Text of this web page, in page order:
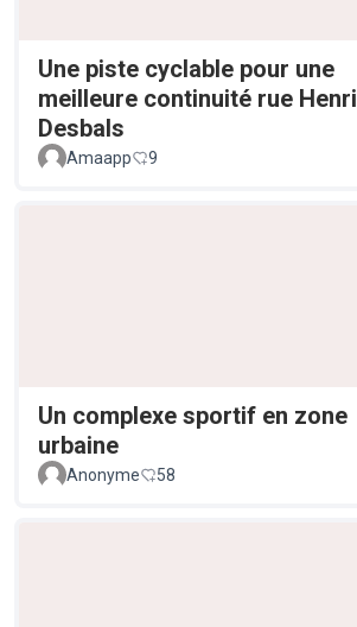
Une piste cyclable pour une
meilleure continuité rue Henri
Desbals
Amaapp 9
Un complexe sportif en zone
urbaine
Anonyme 58